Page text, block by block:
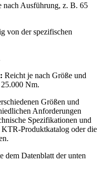
nach Ausführung, z. B. 65
von der spezifischen
Reicht je nach Größe und
Nm.
Größen und
Anforderungen
Spezifikationen und
Produktkatalog oder die
dem Datenblatt der unten